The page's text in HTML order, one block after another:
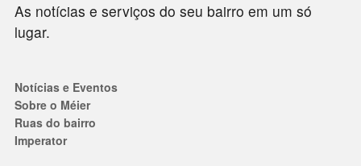
As notícias e serviços do seu bairro em um só
lugar.
Notícias e Eventos
Sobre o Méier
Ruas do bairro
Imperator